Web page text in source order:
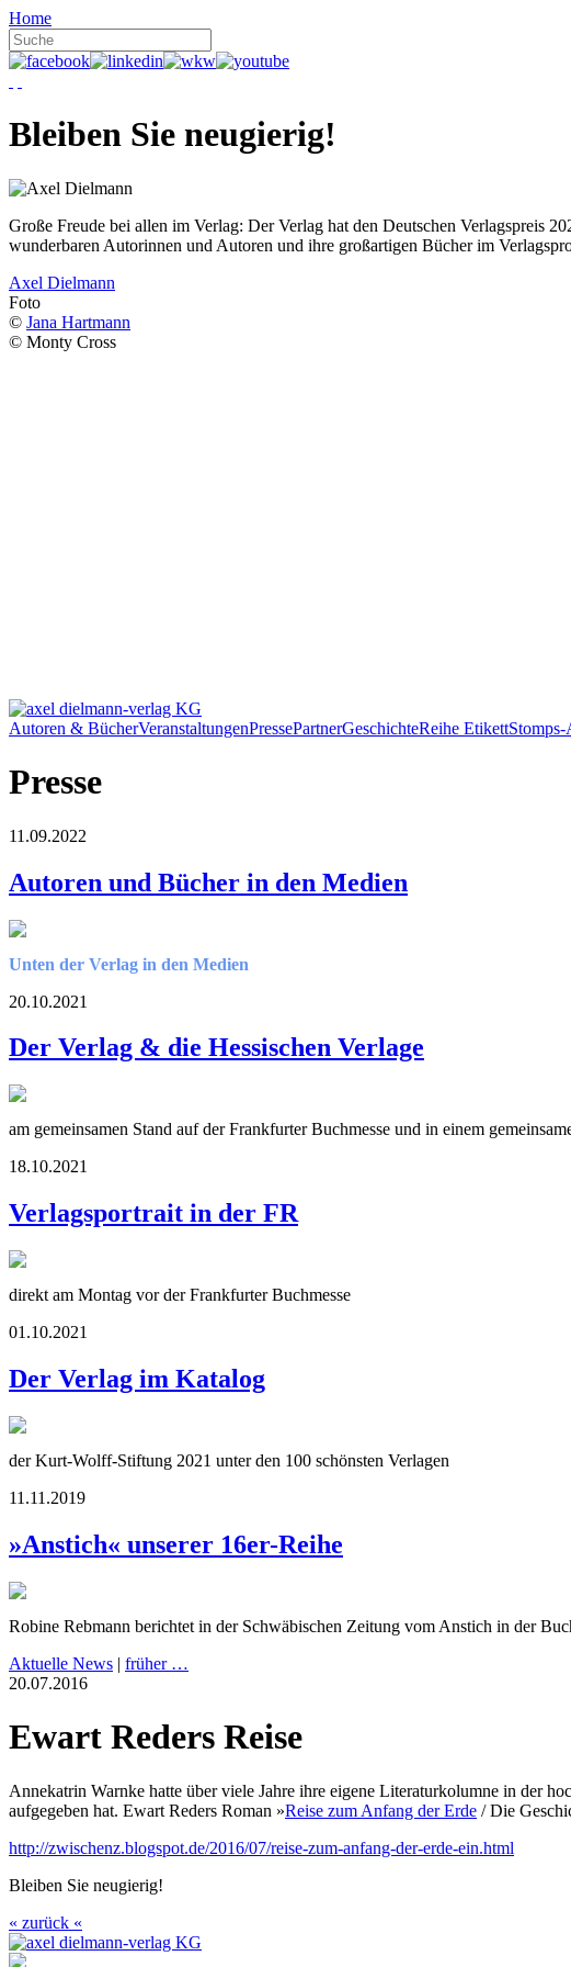
Home
Bleiben Sie neugierig!
Große Freude bei allen im Verlag: Der Verlag hat den Deutschen Verlagspreis
wunderbaren Autorinnen und Autoren und ihre großartigen Bücher im
Axel Dielmann
Foto
© Jana Hartmann
© Monty Cross
Autoren & BücherVeranstaltungenPressePartnerGeschichteReihe Etikett
Presse
11.09.2022
Autoren und Bücher in den Medien
Unten der Verlag in den Medien
20.10.2021
Der Verlag & die Hessischen Verlage
am gemeinsamen Stand auf der Frankfurter Buchmesse und in einem
18.10.2021
Verlagsportrait in der FR
direkt am Montag vor der Frankfurter Buchmesse
01.10.2021
Der Verlag im Katalog
der Kurt-Wolff-Stiftung 2021 unter den 100 schönsten Verlagen
11.11.2019
»Anstich« unserer 16er-Reihe
Robine Rebmann berichtet in der Schwäbischen Zeitung vom Anstich in der
Aktuelle News | früher …
20.07.2016
Ewart Reders Reise
Annekatrin Warnke hatte über viele Jahre ihre eigene Literaturkolumne in der
aufgegeben hat. Ewart Reders Roman »Reise zum Anfang der Erde / Die
http://zwischenz.blogspot.de/2016/07/reise-zum-anfang-der-erde-ein.html
Bleiben Sie neugierig!
« zurück «